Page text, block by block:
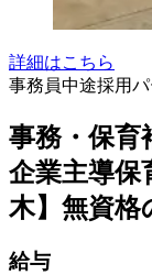
詳細はこちら
事務員中途採用パ
事務・保育
企業主導保
木】無資
給与